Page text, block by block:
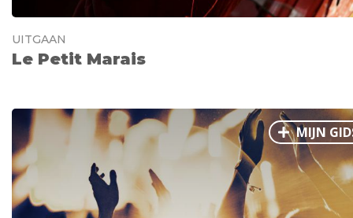
UITGAAN
Le Petit Marais
MIJN